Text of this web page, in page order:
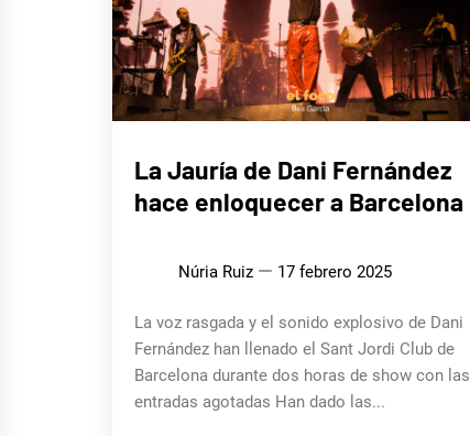
La Jauría de Dani Fernández
hace enloquecer a Barcelona
Núria Ruiz 17 febrero 2025
La voz rasgada y el sonido explosivo de Dani
Fernández han llenado el Sant Jordi Club de
Barcelona durante dos horas de show con las
entradas agotadas Han dado las...